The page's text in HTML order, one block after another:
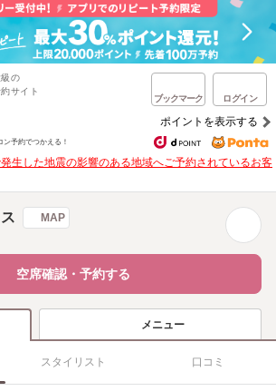
の
サイト
ブックマーク ログイン
ポイントを表示する
ン予約でつかえる！
発生した地震の影響のある地域へご予約されているお客
MAP
空席確認・予約する
メニュー
スタイリスト 口コミ